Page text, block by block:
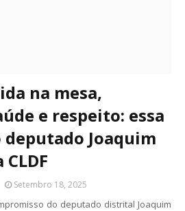
na mesa,
e respeito: essa
deputado Joaquim
Setembro 18, 2025
do deputado distrital Joaquim